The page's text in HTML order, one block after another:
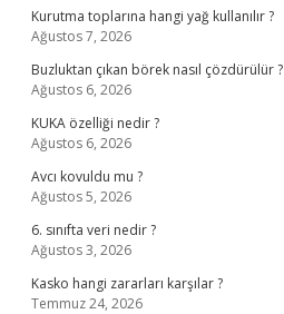
Kurutma toplarına hangi yağ kullanılır ?
Ağustos 7, 2026
Buzluktan çıkan börek nasıl çözdürülür ?
Ağustos 6, 2026
KUKA özelliği nedir ?
Ağustos 6, 2026
Avcı kovuldu mu ?
Ağustos 5, 2026
6. sınıfta veri nedir ?
Ağustos 3, 2026
Kasko hangi zararları karşılar ?
Temmuz 24, 2026